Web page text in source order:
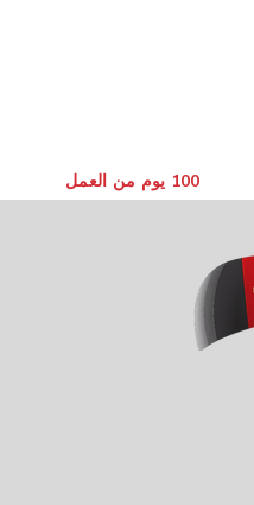
يوم من العمل ‎100